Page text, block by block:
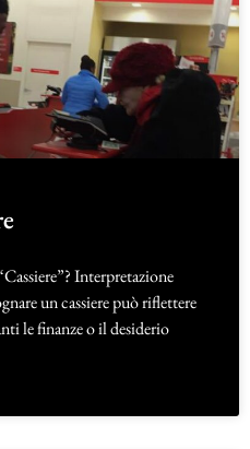
Interpretazione
un cassiere può riflettere
le finanze o il desiderio